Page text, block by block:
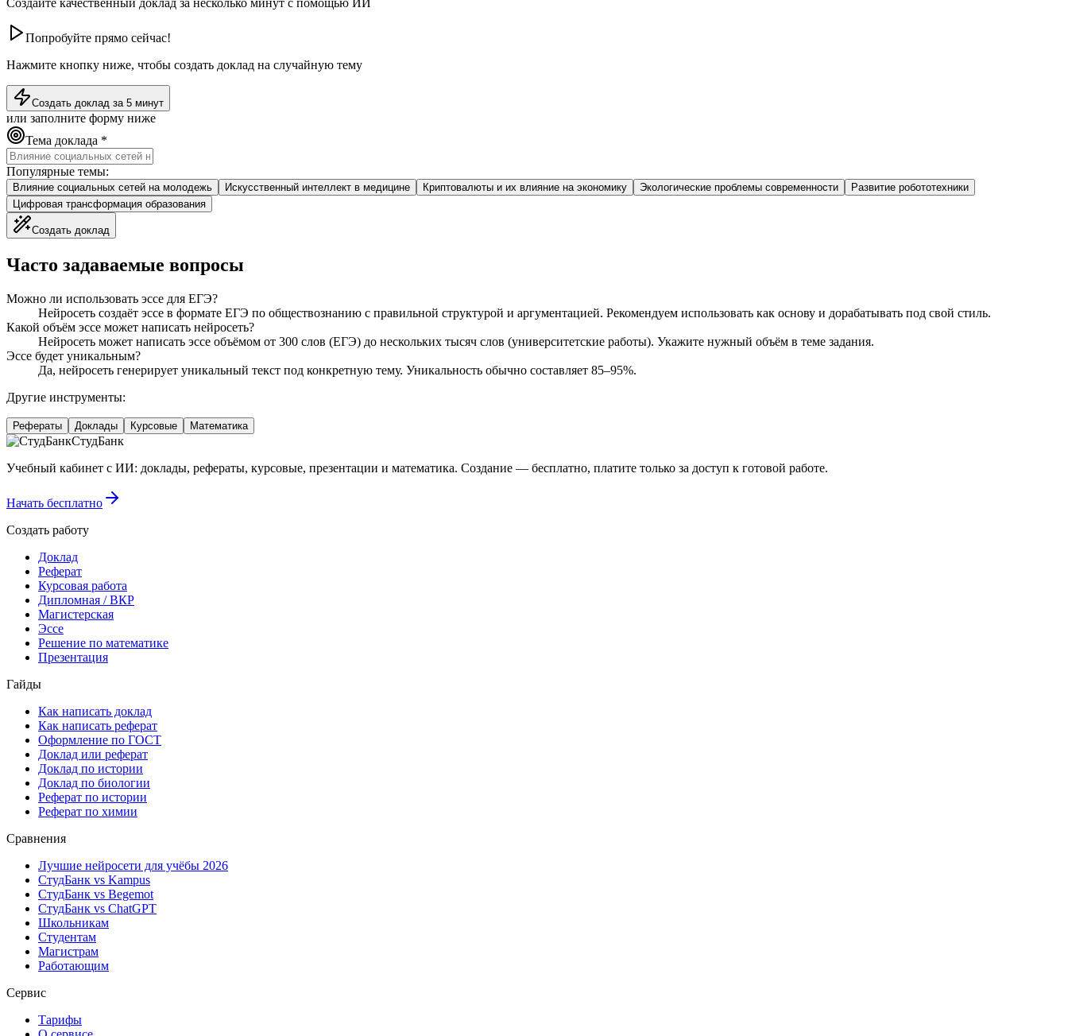
Создайте качественный доклад за несколько минут с помощью ИИ
Попробуйте прямо сейчас!
Нажмите кнопку ниже, чтобы создать доклад на случайную тему
Создать доклад за 5 минут
или заполните форму ниже
Тема доклада *
Популярные темы:
Влияние социальных сетей на молодежь Искусственный интеллект в медицине Криптовалюты и их влияние на экономику Экологические проблемы современности
Развитие робототехники
Цифровая трансформация образования
Создать доклад
Часто задаваемые вопросы
Можно ли использовать эссе для ЕГЭ?
Нейросеть создаёт эссе в формате ЕГЭ по обществознанию с правильной структурой и аргументацией. Рекомендуем использовать как основу и дорабатывать под свой стиль.
Какой объём эссе может написать нейросеть?
Нейросеть может написать эссе объёмом от 300 слов (ЕГЭ) до нескольких тысяч слов (университетские работы). Укажите нужный объём в теме задания.
Эссе будет уникальным?
Да, нейросеть генерирует уникальный текст под конкретную тему. Уникальность обычно составляет 85–95%.
Другие инструменты:
Рефераты Доклады Курсовые Математика
СтудБанк
Учебный кабинет с ИИ: доклады, рефераты, курсовые, презентации и математика. Создание — бесплатно, платите только за доступ к готовой работе.
Начать бесплатно
Создать работу
Доклад
Реферат
Курсовая работа
Дипломная / ВКР
Магистерская
Эссе
Решение по математике
Презентация
Гайды
Как написать доклад
Как написать реферат
Оформление по ГОСТ
Доклад или реферат
Доклад по истории
Доклад по биологии
Реферат по истории
Реферат по химии
Сравнения
Лучшие нейросети для учёбы 2026
СтудБанк vs Kampus
СтудБанк vs Begemot
СтудБанк vs ChatGPT
Школьникам
Студентам
Магистрам
Работающим
Сервис
Тарифы